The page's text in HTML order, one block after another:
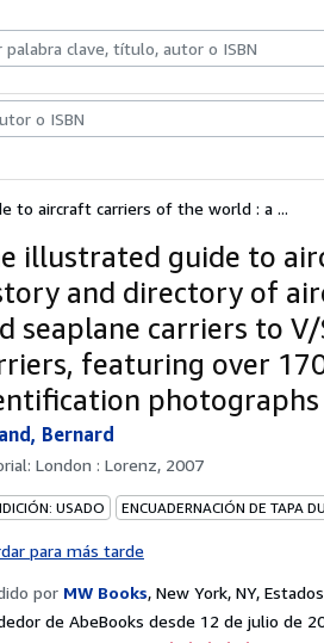
to aircraft carriers of the world : a ...
illustrated guide to
and directory of
seaplane carriers to
featuring over
Bernard
London : Lorenz, 2007
USADO ENCUADERNACIÓN DE TAPA
para más tarde
por MW Books, New York, NY,
de AbeBooks desde 12 de julio de